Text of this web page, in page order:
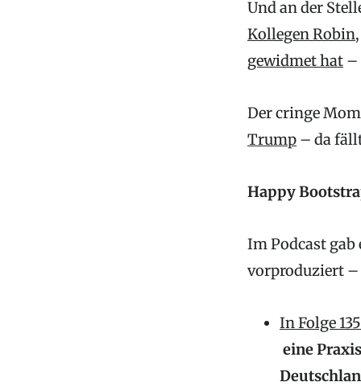
Und an der
Kollegen Robin
gewidmet hat –
Der cringe
Trump – da
Happy
Im Podcast gab
vorproduziert –
In Folge
eine